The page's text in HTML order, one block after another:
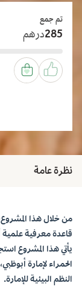
تم جمع
درهم285
نظرة عامة
من خلال هذا
قاعدة معرفية
يأتي هذا المشروع
الحمراء لإمارة
النظم البيئية للإمارة.